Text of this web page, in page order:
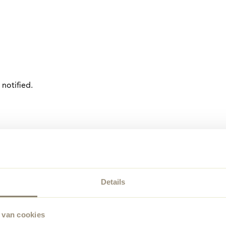
Details
cookies
notified.